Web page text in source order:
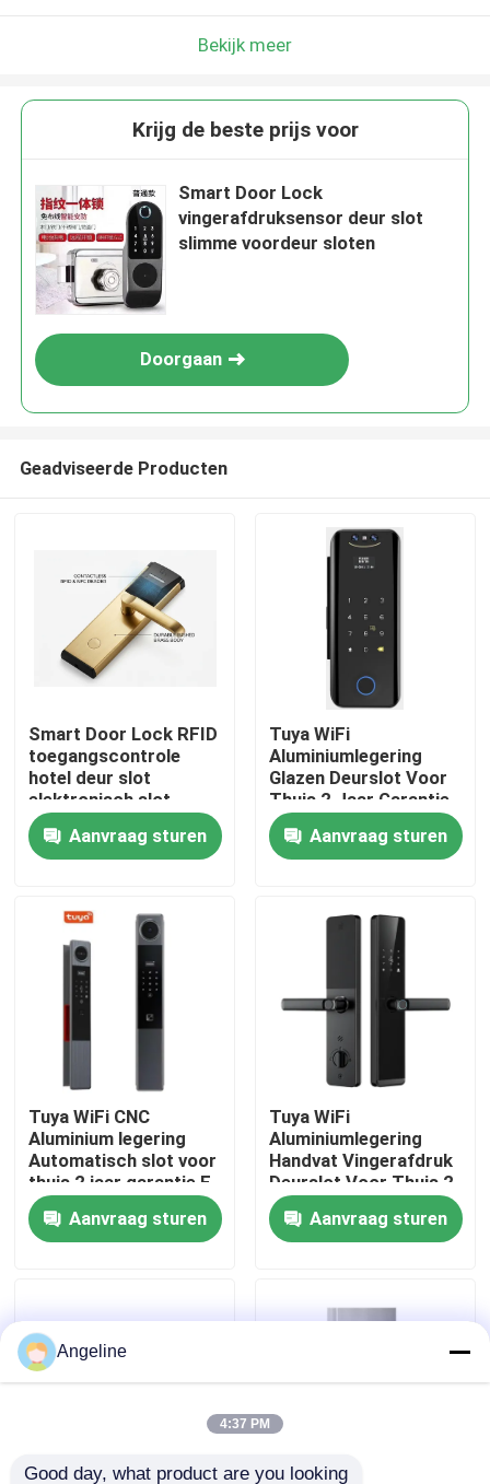
Thuis
Producten
Video's
Fabriekstocht
Kwaliteitscontrole
Gevallen
Download
Bekijk meer
Krijg de beste prijs voor
Smart Door Lock
vingerafdruksensor deur slot
slimme voordeur sloten
Doorgaan
Geadviseerde Producten
Smart Door Lock RFID
toegangscontrole
hotel deur slot
elektronisch slot
Aanvraag sturen
Tuya WiFi
Aluminiumlegering
Glazen Deurslot Voor
Thuis 2 Jaar Garantie,
E-186-3D
Aanvraag sturen
Tuya WiFi CNC
Aluminium legering
Automatisch slot voor
thuis 2 jaar garantie,E-
739
Aanvraag sturen
Tuya WiFi
Aluminiumlegering
Handvat Vingerafdruk
Deurslot Voor Thuis 2
Jaar Garantie, E-599
Aanvraag sturen
Angeline
4:37 PM
Good day, what product are you looking